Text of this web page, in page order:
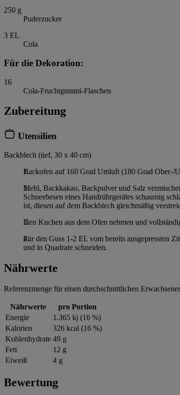
250 g
Puderzucker
3 EL
Cola
Für die Dekoration:
16
Cola-Fruchtgummi-Flaschen
Zubereitung
Utensilien
Backblech (tief, 30 x 40 cm)
Backofen auf 160 Grad Umluft (180 Grad Ober-/
Mehl, Backkakao, Backpulver und Salz
Schneebesen eines Handrührgerätes schaumig
ist, diesen auf dem Backblech gleichmäßig
Den Kuchen aus dem Ofen nehmen und
Für den Guss 1-2 EL vom bereits ausgepressten
und in Quadrate schneiden.
Nährwerte
Referenzmenge für einen durchschnittlichen
Nährwerte
pro Portion
Energie
1.365 kj (16 %)
Kalorien
326 kcal (16 %)
Kohlenhydrate 49 g
Fett
12 g
Eiweiß
4 g
Bewertung